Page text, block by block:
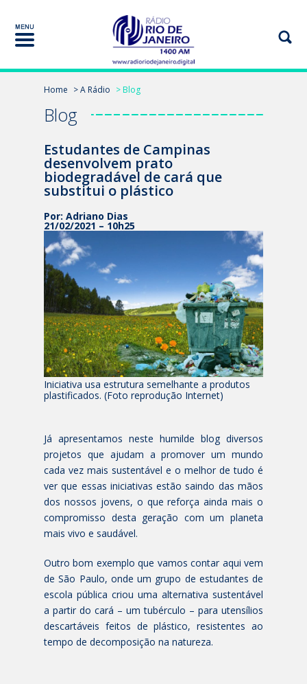
Home > A Rádio > Blog
Blog
Estudantes de Campinas
desenvolvem prato
biodegradável de cará que
substitui o plástico
Por: Adriano Dias
21/02/2021 – 10h25
Iniciativa usa estrutura semelhante a produtos
plastificados. (Foto reprodução Internet)
Já apresentamos neste humilde blog diversos
projetos que ajudam a promover um mundo
cada vez mais sustentável e o melhor de tudo é
ver que essas iniciativas estão saindo das mãos
dos nossos jovens, o que reforça ainda mais o
compromisso desta geração com um planeta
mais vivo e saudável.
Outro bom exemplo que vamos contar aqui vem
de São Paulo, onde um grupo de estudantes de
escola pública criou uma alternativa sustentável
a partir do cará – um tubérculo – para utensílios
descartáveis feitos de plástico, resistentes ao
tempo de decomposição na natureza.